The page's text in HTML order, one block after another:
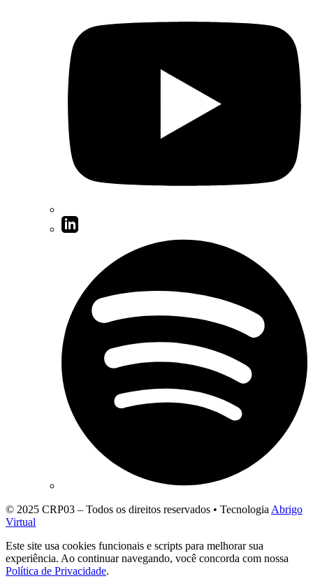
© 2025 CRP03 – Todos os direitos reservados • TecnologiaAbrigo
Virtual
Este site usa cookies funcionais e scripts para melhorar sua
experiência. Ao continuar navegando, você concorda com nossa
Política de Privacidade.